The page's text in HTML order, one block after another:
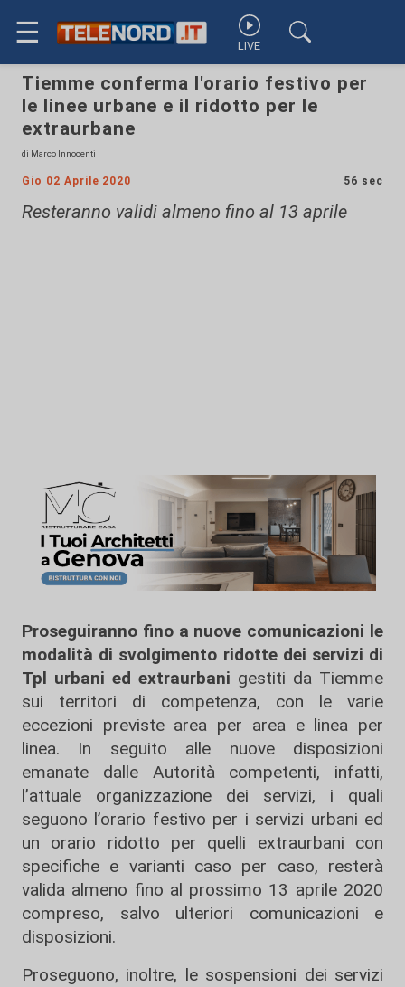
☰ LIVE
Tiemme conferma l'orario festivo per
le linee urbane e il ridotto per le
extraurbane
di Marco Innocenti
Gio 02 Aprile 2020 56 sec
Resteranno validi almeno fino al 13 aprile
Proseguiranno fino a nuove comunicazioni le
modalità di svolgimento ridotte dei servizi di
Tpl urbani ed extraurbani gestiti da Tiemme
sui territori di competenza, con le varie
eccezioni previste area per area e linea per
linea. In seguito alle nuove disposizioni
emanate dalle Autorità competenti, infatti,
l’attuale organizzazione dei servizi, i quali
seguono l’orario festivo per i servizi urbani ed
un orario ridotto per quelli extraurbani con
specifiche e varianti caso per caso, resterà
valida almeno fino al prossimo 13 aprile 2020
compreso, salvo ulteriori comunicazioni e
disposizioni.
Proseguono, inoltre, le sospensioni dei servizi